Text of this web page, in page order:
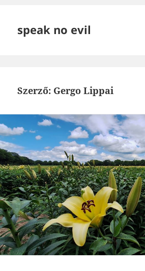
speak no evil
Szerző: Gergo Lippai